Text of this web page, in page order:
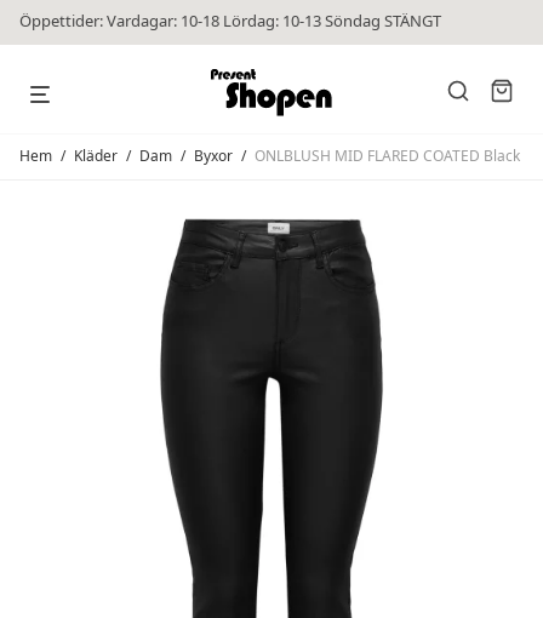
Öppettider: Vardagar: 10-18 Lördag: 10-13 Söndag STÄNGT
Hem / Kläder / Dam / Byxor / ONLBLUSH MID FLARED COATED Black